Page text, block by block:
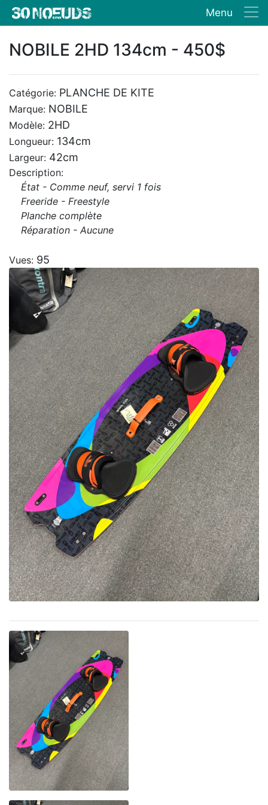
Menu
NOBILE 2HD 134cm - 450$
Catégorie: PLANCHE DE KITE
Marque: NOBILE
Modèle: 2HD
Longueur: 134cm
Largeur: 42cm
Description:
État - Comme neuf, servi 1 fois
Freeride - Freestyle
Planche complète
Réparation - Aucune
Vues: 95